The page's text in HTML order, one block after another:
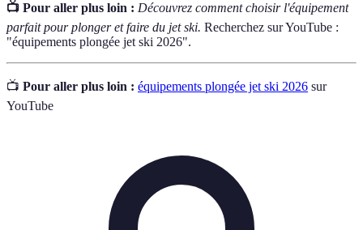
📺 Pour aller plus loin : Découvrez comment choisir l'équipement
parfait pour plonger et faire du jet ski. Recherchez sur YouTube :
"équipements plongée jet ski 2026".
📺 Pour aller plus loin : équipements plongée jet ski 2026 sur
YouTube